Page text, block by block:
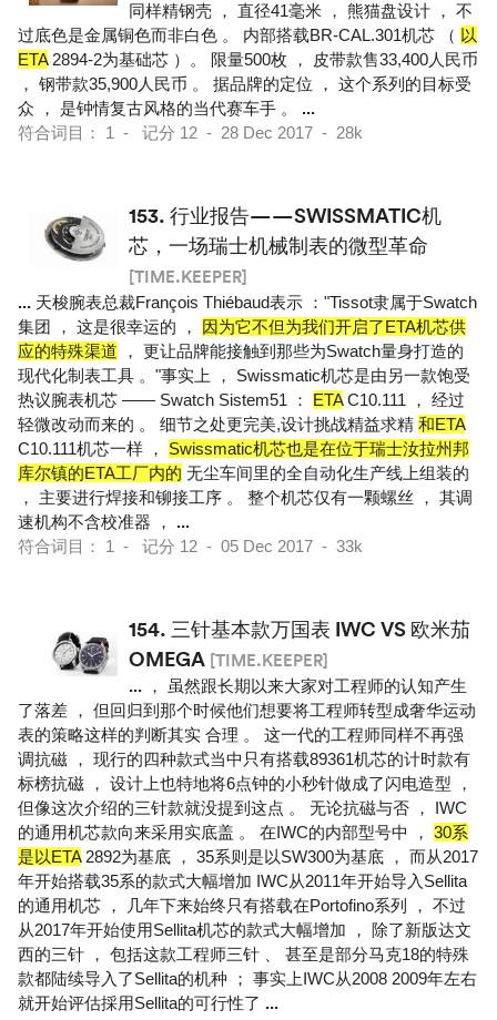
同样精钢壳 ， 直径41毫米 ， 熊猫盘设计 ， 不
过底色是金属铜色而非白色 。 内部搭载BR-CAL.301机芯 （ 以
ETA2894-2为基础芯 ）。 限量500枚 ， 皮带款售33,400人民币
， 钢带款35,900人民币 。 据品牌的定位 ， 这个系列的目标受
众 ， 是钟情复古风格的当代赛车手 。 ...
符合词目： 1 - 记分 12 - 28 Dec 2017 - 28k
153. 行业报告——SWISSMATIC机
芯，一场瑞士机械制表的微型革命
[TIME.KEEPER]
... 天梭腕表总裁François Thiébaud表示 ："Tissot隶属于Swatch
集团 ， 这是很幸运的 ， 因为它不但为我们开启了ETA机芯供
应的特殊渠道 ， 更让品牌能接触到那些为Swatch量身打造的
现代化制表工具 。"事实上 ， Swissmatic机芯是由另一款饱受
热议腕表机芯 —— Swatch Sistem51 ： ETAC10.111 ， 经过
轻微改动而来的 。 细节之处更完美,设计挑战精益求精 和ETA
C10.111机芯一样 ， Swissmatic机芯也是在位于瑞士汝拉州邦
库尔镇的ETA工厂内的 无尘车间里的全自动化生产线上组装的
， 主要进行焊接和铆接工序 。 整个机芯仅有一颗螺丝 ， 其调
速机构不含校准器 ， ...
符合词目： 1 - 记分 12 - 05 Dec 2017 - 33k
154. 三针基本款万国表 IWC VS 欧米茄
OMEGA [TIME.KEEPER]
... ， 虽然跟长期以来大家对工程师的认知产生
了落差 ， 但回归到那个时候他们想要将工程师转型成奢华运动
表的策略这样的判断其实 合理 。 这一代的工程师同样不再强
调抗磁 ， 现行的四种款式当中只有搭载89361机芯的计时款有
标榜抗磁 ， 设计上也特地将6点钟的小秒针做成了闪电造型 ，
但像这次介绍的三针款就没提到这点 。 无论抗磁与否 ， IWC
的通用机芯款向来采用实底盖 。 在IWC的内部型号中 ， 30系
是以ETA2892为基底 ， 35系则是以SW300为基底 ， 而从2017
年开始搭载35系的款式大幅增加 IWC从2011年开始导入Sellita
的通用机芯 ， 几年下来始终只有搭载在Portofino系列 ， 不过
从2017年开始使用Sellita机芯的款式大幅增加 ， 除了新版达文
西的三针 ， 包括这款工程师三针 、 甚至是部分马克18的特殊
款都陆续导入了Sellita的机种 ； 事实上IWC从2008 2009年左右
就开始评估採用Sellita的可行性了 ...